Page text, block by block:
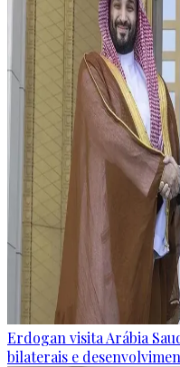
Erdogan visita Arábia
bilaterais e